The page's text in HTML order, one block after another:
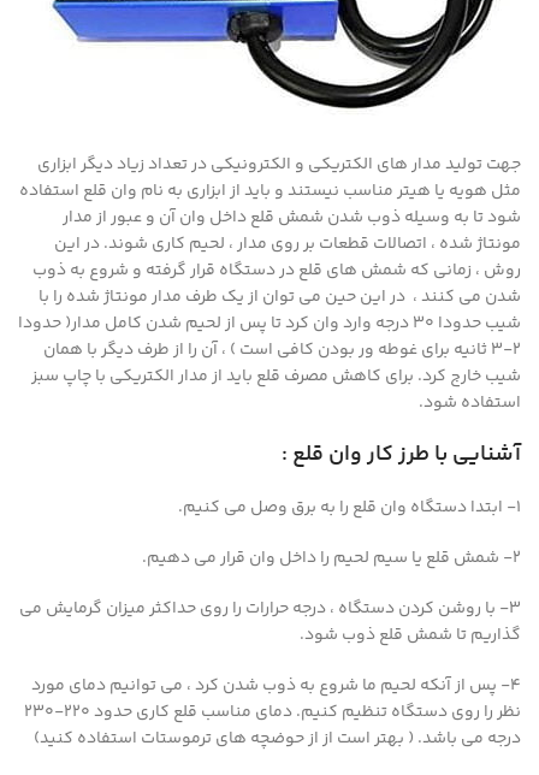
جهت تولید مدار های الکتریکی و الکترونیکی در تعداد زیاد دیگر ابزاری
مثل هویه یا هیتر مناسب نیستند و باید از ابزاری به نام وان قلع استفاده
شود تا به وسیله ذوب شدن شمش قلع داخل وان آن و عبور از مدار
مونتاژ شده ، اتصالات قطعات بر روی مدار ، لحیم کاری شوند. در این
روش ، زمانی که شمش های قلع در دستگاه قرار گرفته و شروع به ذوب
شدن می کنند ، در این حین می توان از یک طرف مدار مونتاژ شده را با
شیب حدودا ۳۰ درجه وارد وان کرد تا پس از لحیم شدن کامل مدار( حدودا
۲-۳ ثانیه برای غوطه ور بودن کافی است ) ، آن را از طرف دیگر با همان
شیب خارج کرد. برای کاهش مصرف قلع باید از مدار الکتریکی با چاپ سبز
استفاده شود.
آشنایی با طرز کار وان قلع :
۱- ابتدا دستگاه وان قلع را به برق وصل می کنیم.
۲- شمش قلع یا سیم لحیم را داخل وان قرار می دهیم.
۳- با روشن کردن دستگاه ، درجه حرارات را روی حداکثر میزان گرمایش می
گذاریم تا شمش قلع ذوب شود.
۴- پس از آنکه لحیم ما شروع به ذوب شدن کرد ، می توانیم دمای مورد
نظر را روی دستگاه تنظیم کنیم. دمای مناسب قلع کاری حدود ۲۲۰-۲۳۰
درجه می باشد. ( بهتر است از از حوضچه های ترموستات استفاده کنید)